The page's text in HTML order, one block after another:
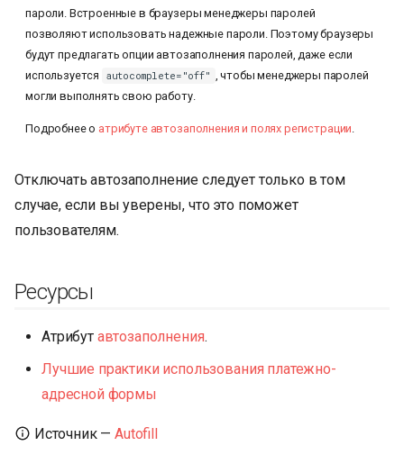
пароли. Встроенные в браузеры менеджеры паролей
позволяют использовать надежные пароли. Поэтому браузеры
будут предлагать опции автозаполнения паролей, даже если
используется
autocomplete="off"
, чтобы менеджеры паролей
могли выполнять свою работу.
Подробнее о атрибуте автозаполнения и полях регистрации
Отключать автозаполнение следует только в том
случае, если вы уверены, что это поможет
пользователям.
Ресурсы
Атрибут автозаполнения.
Лучшие практики использования платежно-
адресной формы
Источник —Autofill